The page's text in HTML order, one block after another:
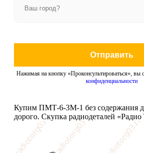
Отправить
Нажимая на кнопку «Проконсультироваться», вы
конфиденциальности
Купим ПМТ-6-3М-1 без содержания
дорого. Скупка радиодеталей «Радио